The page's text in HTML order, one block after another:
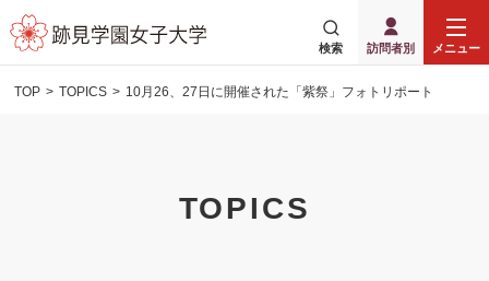
検索 訪問者別 メニュー
TOP TOPICS 10月26、27日に開催された「紫祭」フォトリポート
TOPICS